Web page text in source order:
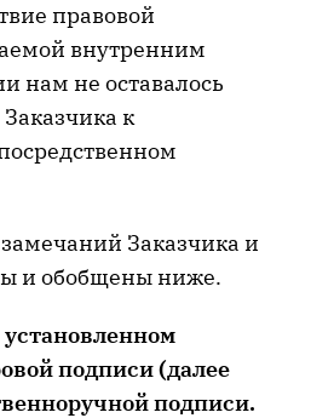
правовой
внутренним
нам не оставалось
к
Заказчика и
и обобщены ниже.
подписи (далее
подписи.